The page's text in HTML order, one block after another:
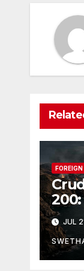
కొత్త
JUL